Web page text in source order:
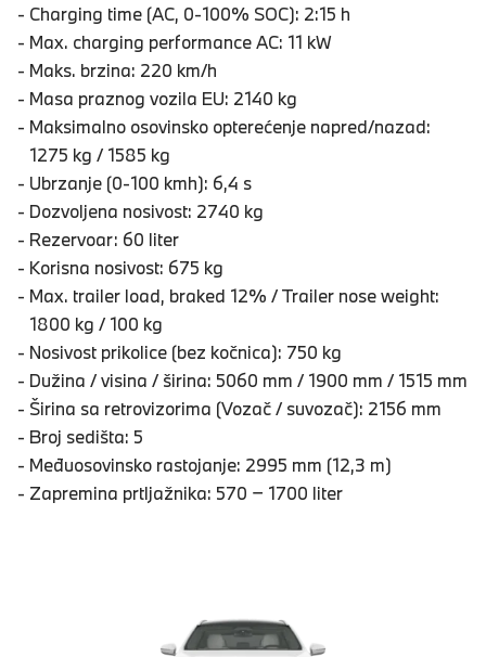
Charging time (AC, 0-100% SOC): 2:15 h
Max. charging performance AC: 11 kW
Maks. brzina: 220 km/h
Masa praznog vozila EU: 2140 kg
Maksimalno osovinsko opterećenje napred/nazad:
1275 kg / 1585 kg
Ubrzanje (0-100 kmh): 6,4 s
Dozvoljena nosivost: 2740 kg
Rezervoar: 60 liter
Korisna nosivost: 675 kg
Max. trailer load, braked 12% / Trailer nose weight:
1800 kg / 100 kg
Nosivost prikolice (bez kočnica): 750 kg
Dužina / visina / širina: 5060 mm / 1900 mm / 1515 mm
Širina sa retrovizorima (Vozač / suvozač): 2156 mm
Broj sedišta: 5
Međuosovinsko rastojanje: 2995 mm (12,3 m)
Zapremina prtljažnika: 570 − 1700 liter